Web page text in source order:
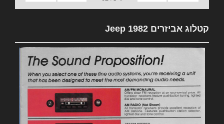
קטלוג אביזרים 1982 Jeep